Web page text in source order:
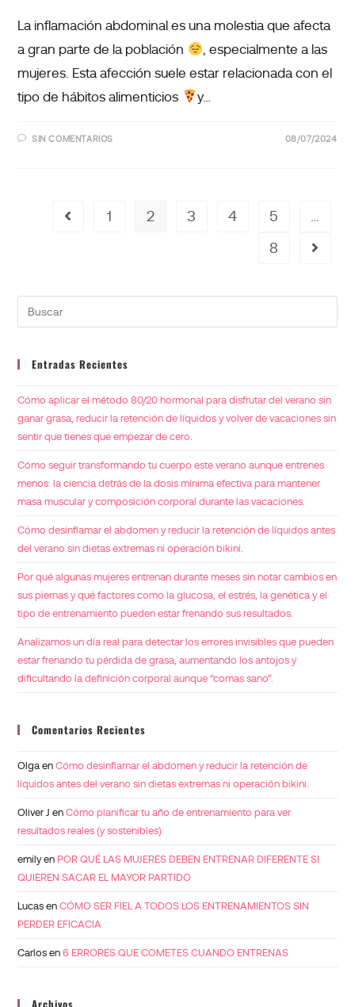
La inflamación abdominal es una molestia que afecta
a gran parte de la población
, especialmente a las
mujeres. Esta afección suele estar relacionada con el
tipo de hábitos alimenticios
y…
SIN COMENTARIOS 08/07/2024
1 2 3 4 5
…
8
Entradas Recientes
Cómo aplicar el método 80/20 hormonal para disfrutar del verano sin
ganar grasa, reducir la retención de líquidos y volver de vacaciones sin
sentir que tienes que empezar de cero.
Cómo seguir transformando tu cuerpo este verano aunque entrenes
menos: la ciencia detrás de la dosis mínima efectiva para mantener
masa muscular y composición corporal durante las vacaciones.
Cómo desinflamar el abdomen y reducir la retención de líquidos antes
del verano sin dietas extremas ni operación bikini.
Por qué algunas mujeres entrenan durante meses sin notar cambios en
sus piernas y qué factores como la glucosa, el estrés, la genética y el
tipo de entrenamiento pueden estar frenando sus resultados.
Analizamos un día real para detectar los errores invisibles que pueden
estar frenando tu pérdida de grasa, aumentando los antojos y
dificultando la definición corporal aunque “comas sano”.
Comentarios Recientes
Olga enCómo desinflamar el abdomen y reducir la retención de
líquidos antes del verano sin dietas extremas ni operación bikini.
Oliver J enCómo planificar tu año de entrenamiento para ver
resultados reales (y sostenibles)
emilyen POR QUÉ LAS MUJERES DEBEN ENTRENAR DIFERENTE SI
QUIEREN SACAR EL MAYOR PARTIDO
Lucas enCÓMO SER FIEL A TODOS LOS ENTRENAMIENTOS SIN
PERDER EFICACIA
Carlos en6 ERRORES QUE COMETES CUANDO ENTRENAS
Archivos